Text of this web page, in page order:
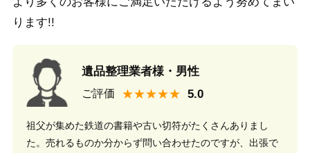
ります!!
遺品整理業者様・男性
ご評価 ★★★★★
祖父が集めた鉄道の書籍や古い切符がたくさんありまし
た。売れるものか分からず問い合わせたのですが、出張で